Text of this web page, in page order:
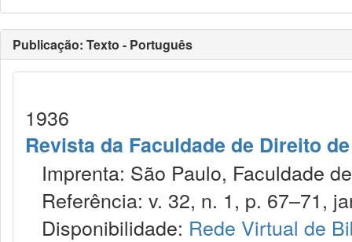
Publicação: Texto - Português
1936
Revista da Faculdade de Direito
Imprenta: São Paulo, Faculdade
Referência: v. 32, n. 1, p. 67–71,
Disponibilidade: Rede Virtual de